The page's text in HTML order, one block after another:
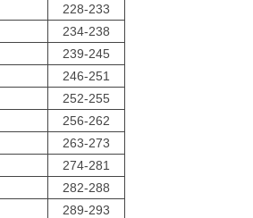
228-233
234-238
239-245
246-251
252-255
256-262
263-273
274-281
282-288
289-293